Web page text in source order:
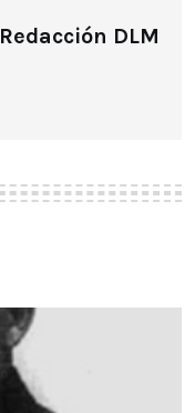
Redacción DLM